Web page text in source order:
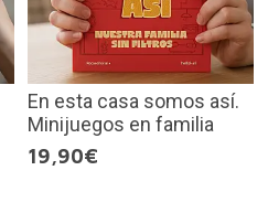
En esta casa somos así.
Minijuegos en familia
19,90€